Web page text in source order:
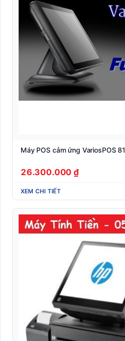
Máy POS cảm ứng VariosPOS
26.300.000 ₫
XEM CHI TIẾT